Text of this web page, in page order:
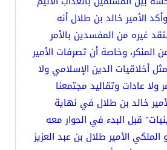
الأمير خالد بن طلال أنه
غيره من المفسدين بالأمر
المنكر، وخاصة أن تصرفات الأمير
أخلاقيات الدين الإسلامي ولا
ولا عادات وتقاليد مجتمعنا
خالد بن طلال في نهاية
قبل البدء في الحوار معه
الأمير طلال بن عبد العزيز